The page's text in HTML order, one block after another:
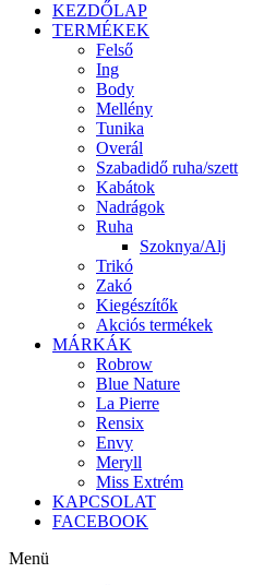
KEZDŐLAP
TERMÉKEK
Felső
Ing
Body
Mellény
Tunika
Overál
Szabadidő ruha/szett
Kabátok
Nadrágok
Ruha
Szoknya/Alj
Trikó
Zakó
Kiegészítők
Akciós termékek
MÁRKÁK
Robrow
Blue Nature
La Pierre
Rensix
Envy
Meryll
Miss Extrém
KAPCSOLAT
FACEBOOK
Menü